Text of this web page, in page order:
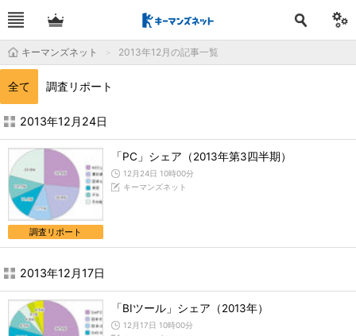
キーマンズネット 2013年12月の記事一覧
全て 調査リポート
2013年12月の記事一覧 - キーマンズネット
2013年12月24日
調査リポート
「PC」シェア（2013年第3四半期）
12月24日 10時00分
キーマンズネット
2013年12月17日
「BIツール」シェア（2013年）
12月17日 10時00分